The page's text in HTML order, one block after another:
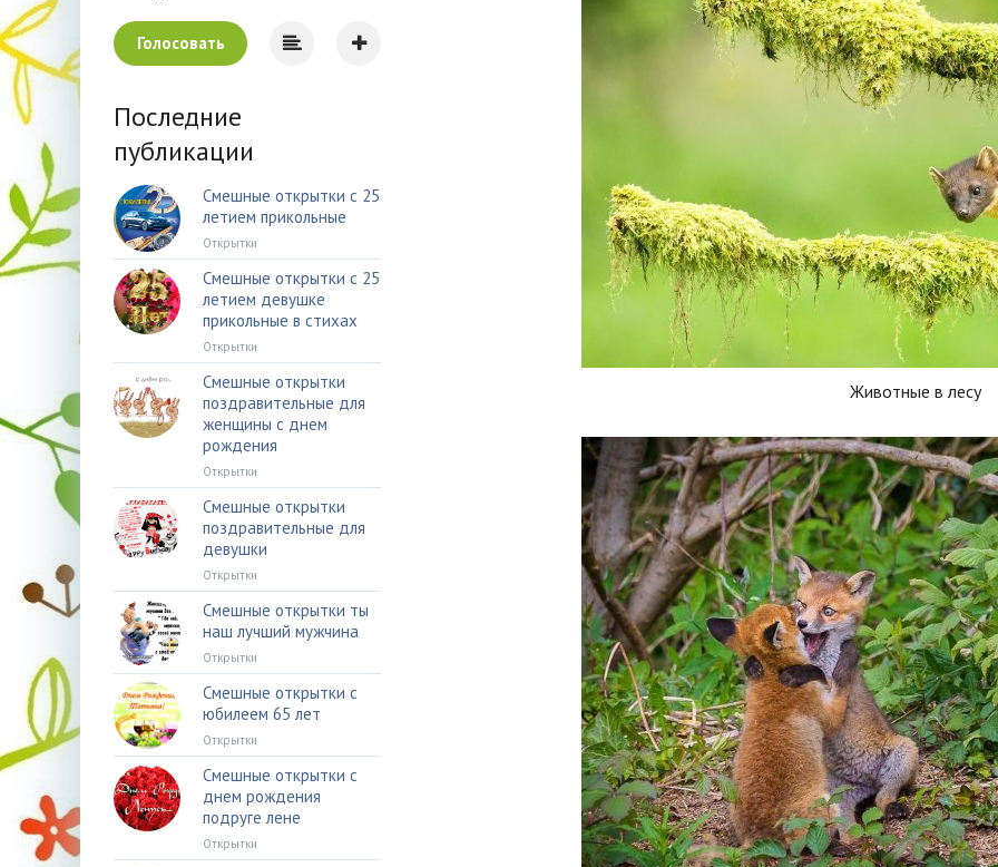
Животные в лесу
Голосовать
Последние
публикации
Смешные открытки с 25
летием прикольные
Открытки
Смешные открытки с 25
летием девушке
прикольные в стихах
Открытки
Смешные открытки
поздравительные для
женщины с днем
рождения
Открытки
Смешные открытки
поздравительные для
девушки
Открытки
Смешные открытки ты
наш лучший мужчина
Открытки
Смешные открытки с
юбилеем 65 лет
Открытки
Смешные открытки с
днем рождения
подруге лене
Открытки